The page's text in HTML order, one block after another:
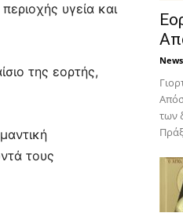
υγεία και
της εορτής,
τους
των